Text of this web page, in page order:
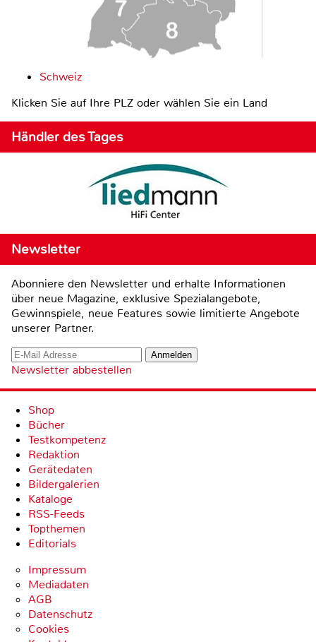
Schweiz
Klicken Sie auf Ihre PLZ oder wählen Sie ein Land
Händler des Tages
Newsletter
Abonniere den Newsletter und erhalte Informationen
über neue Magazine, exklusive Spezialangebote,
Gewinnspiele, neue Features sowie limitierte Angebote
unserer Partner.
Newsletter abbestellen
Shop
Bücher
Testkompetenz
Redaktion
Gerätedaten
Bildergalerien
Kataloge
RSS-Feeds
Topthemen
Editorials
Impressum
Mediadaten
AGB
Datenschutz
Cookies